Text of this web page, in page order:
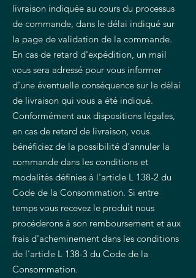
livraison indiquée au cours du processus
de commande, dans le délai indiqué sur
la page de validation de la commande.
En cas de retard d'expédition, un mail
vous sera adressé pour vous informer
d'une éventuelle conséquence sur le délai
de livraison qui vous a été indiqué.
Conformément aux dispositions légales,
en cas de retard de livraison, vous
bénéficiez de la possibilité d'annuler la
commande dans les conditions et
modalités définies à l'article L 138-2 du
Code de la Consommation. Si entre
temps vous recevez le produit nous
procéderons à son remboursement et aux
frais d'acheminement dans les conditions
de l'article L 138-3 du Code de la
Consommation.